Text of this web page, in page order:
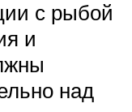
с рыбой
и
над